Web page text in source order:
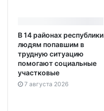
В 14 районах республики
людям попавшим в
трудную ситуацию
помогают социальные
участковые
7 августа 2026